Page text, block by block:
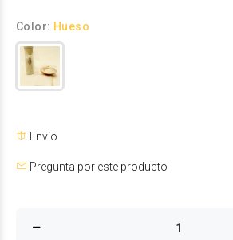
Color: Hueso
Envío
Pregunta por este producto